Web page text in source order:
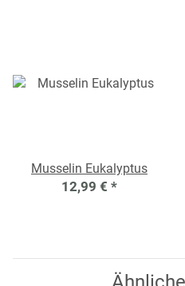
Musselin Eukalyptus
12,99 € *